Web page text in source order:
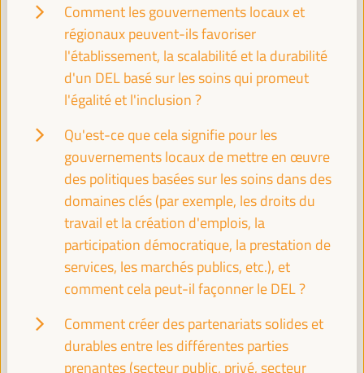
Coopération décentralisée et Agenda 2030 :
Partenariats pour le développement durable
Événement parallèle
Sala TV - 11:3013:00
13:00
Pause déjeuner
13:00 14:00
Modèles innovants d’agences/instruments dans
différents régions pour l’articulation et la cohésion
du territoire
Comment les gouvernements locaux et
régionaux peuvent-ils favoriser
l'établissement, la scalabilité et la durabilité
d'un DEL basé sur les soins qui promeut
l'égalité et l'inclusion ?
Qu'est-ce que cela signifie pour les
gouvernements locaux de mettre en œuvre
des politiques basées sur les soins dans des
domaines clés (par exemple, les droits du
travail et la création d'emplois, la
participation démocratique, la prestation de
services, les marchés publics, etc.), et
comment cela peut-il façonner le DEL ?
Comment créer des partenariats solides et
durables entre les différentes parties
prenantes (secteur public, privé, secteur